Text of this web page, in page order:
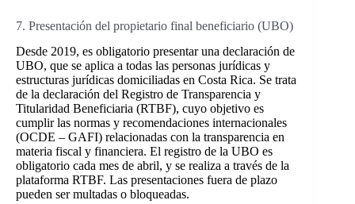
7. Presentación del propietario final beneficiario (UBO)
Desde 2019, es obligatorio presentar una declaración de
UBO, que se aplica a todas las personas jurídicas y
estructuras jurídicas domiciliadas en Costa Rica. Se trata
de la declaración del Registro de Transparencia y
Titularidad Beneficiaria (RTBF), cuyo objetivo es
cumplir las normas y recomendaciones internacionales
(OCDE – GAFI) relacionadas con la transparencia en
materia fiscal y financiera. El registro de la UBO es
obligatorio cada mes de abril, y se realiza a través de la
plataforma RTBF. Las presentaciones fuera de plazo
pueden ser multadas o bloqueadas.